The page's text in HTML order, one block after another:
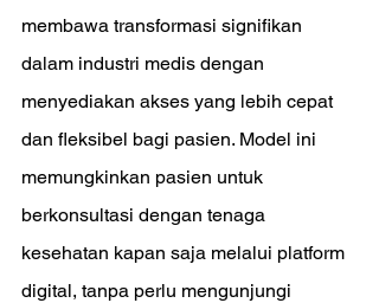
membawa transformasi signifikan
dalam industri medis dengan
menyediakan akses yang lebih cepat
dan fleksibel bagi pasien. Model ini
memungkinkan pasien untuk
berkonsultasi dengan tenaga
kesehatan kapan saja melalui platform
digital, tanpa perlu mengunjungi